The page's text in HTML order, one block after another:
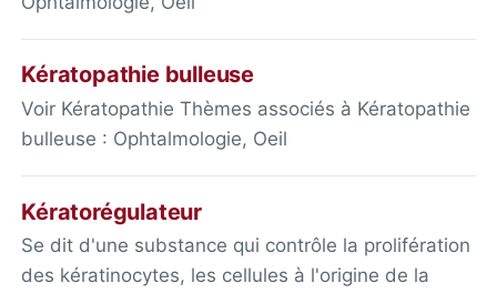
Kératopathie bulleuse
Voir Kératopathie Thèmes associés à Kératopathie
bulleuse : Ophtalmologie, Oeil
Kératorégulateur
Se dit d'une substance qui contrôle la prolifération
des kératinocytes, les cellules à l'origine de la